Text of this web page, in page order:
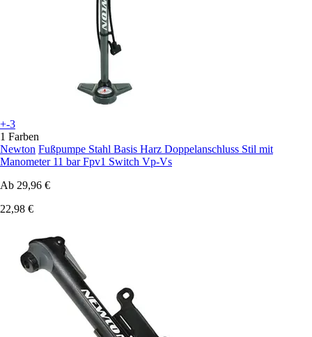
+-3
1 Farben
Newton Fußpumpe Stahl Basis Harz Doppelanschluss Stil mit
Manometer 11 bar Fpv1 Switch Vp-Vs
Ab 29,96 €
22,98 €